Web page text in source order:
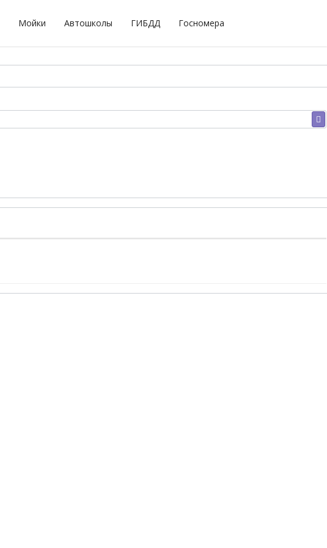
Мойки Автошколы ГИБДД Госномера